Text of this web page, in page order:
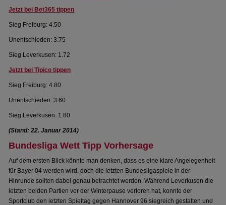
Jetzt bei Bet365 tippen
Sieg Freiburg: 4.50
Unentschieden: 3.75
Sieg Leverkusen: 1.72
Jetzt bei Tipico tippen
Sieg Freiburg: 4.80
Unentschieden: 3.60
Sieg Leverkusen: 1.80
(Stand: 22. Januar 2014)
Bundesliga Wett Tipp Vorhersage
Auf dem ersten Blick könnte man denken, dass es eine klare Angelegenheit
für Bayer 04 werden wird, doch die letzten Bundesligaspiele in der
Hinrunde sollten dabei genau betrachtet werden. Während Leverkusen die
letzten beiden Partien vor der Winterpause verloren hat, konnte der
Sportclub den letzten Spieltag gegen Hannover 96 siegreich gestalten und